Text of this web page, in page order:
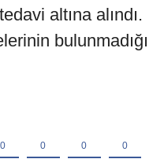
altına alındı.
bulunmadığı